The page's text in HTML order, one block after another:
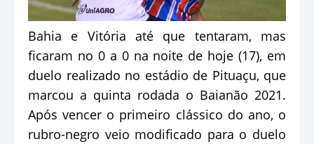
Bahia e Vitória até que tentaram, mas
ficaram no 0 a 0 na noite de hoje (17), em
duelo realizado no estádio de Pituaçu, que
marcou a quinta rodada o Baianão 2021.
Após vencer o primeiro clássico do ano, o
rubro-negro veio modificado para o duelo